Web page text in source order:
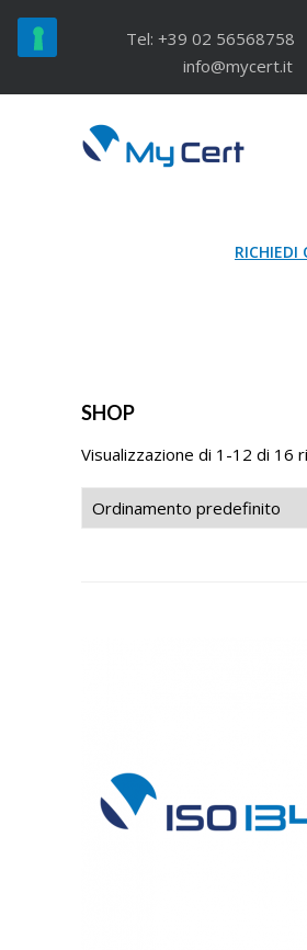
Tel: +39 02 56568758
info@mycert.it
RICHIEDI
SHOP
Visualizzazione di 1-12 di 16